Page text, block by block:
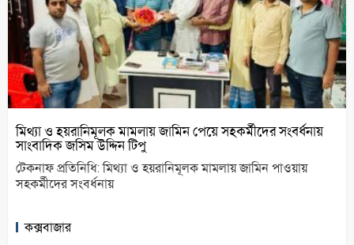
মিথ্যা ও হয়রানিমূলক মামলায় জামিন পেয়ে সহকর্মীদের সংবর্ধনায়
সাংবাদিক জসিম উদ্দিন টিপু
টেকনাফ প্রতিনিধি: মিথ্যা ও হয়রানিমূলক মামলায় জামিন পাওয়ায়
সহকর্মীদের সংবর্ধনায়
কক্সবাজার